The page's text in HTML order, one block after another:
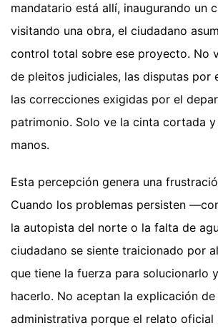
mandatario está allí, inaugurando un
visitando una obra, el ciudadano
control total sobre ese proyecto. No
de pleitos judiciales, las disputas por
las correcciones exigidas por el
patrimonio. Solo ve la cinta cortada
manos.
Esta percepción genera una
Cuando los problemas persisten
la autopista del norte o la falta de
ciudadano se siente traicionado por
que tiene la fuerza para solucionarlo
hacerlo. No aceptan la explicación
administrativa porque el relato oficial